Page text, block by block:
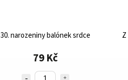
30. narozeniny balónek srdce
79 Kč